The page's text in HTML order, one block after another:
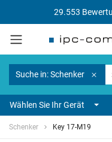
29.553
Suche in: Schenker
Wählen Sie Ihr Gerät
Schenker Key 17-M19